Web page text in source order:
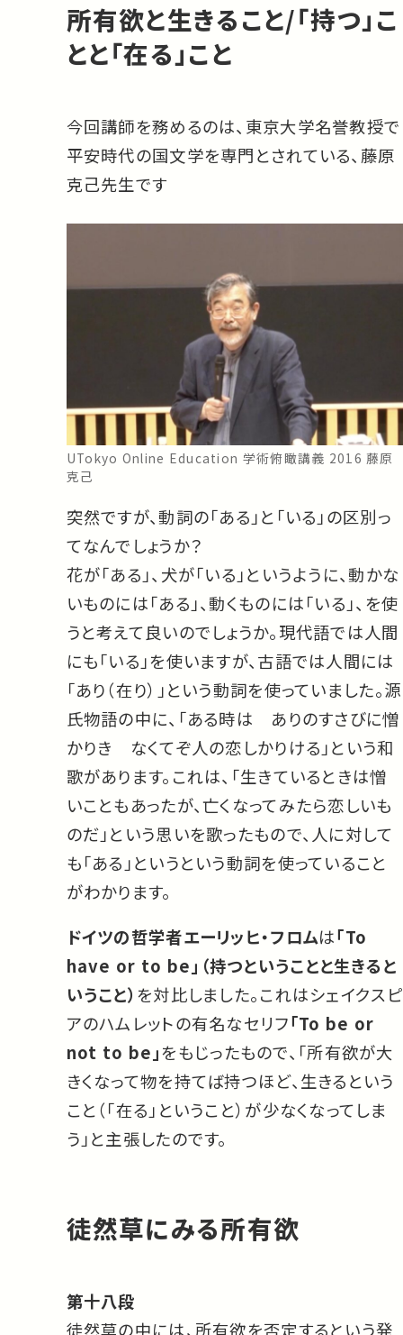
所有欲と生きること/「持つ」こ
とと「在る」こと
今回講師を務めるのは、東京大学名誉教授で
平安時代の国文学を専門とされている、藤原
克己先生です
UTokyo Online Education 学術俯瞰講義 2016 藤原
克己
突然ですが、動詞の「ある」と「いる」の区別っ
てなんでしょうか？
花が「ある」、犬が「いる」というように、動かな
いものには「ある」、動くものには「いる」、を使
うと考えて良いのでしょうか。現代語では人間
にも「いる」を使いますが、古語では人間には
「あり（在り）」という動詞を使っていました。源
氏物語の中に、「ある時は ありのすさびに憎
かりき なくてぞ人の恋しかりける」という和
歌があります。これは、「生きているときは憎
いこともあったが、亡くなってみたら恋しいも
のだ」という思いを歌ったもので、人に対して
も「ある」というという動詞を使っていること
がわかります。
ドイツの哲学者エーリッヒ・フロムは「To
have or to be」（持つということと生きると
いうこと） を対比しました。これはシェイクスピ
アのハムレットの有名なセリフ「To be or
not to be」をもじったもので、「所有欲が大
きくなって物を持てば持つほど、生きるという
こと（「在る」ということ）が少なくなってしま
う」と主張したのです。
徒然草にみる所有欲
第十八段
徒然草の中には、所有欲を否定するという発